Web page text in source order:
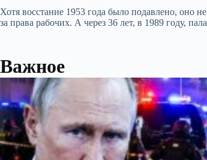
Хотя восстание 1953 года было подавлено, оно
за права рабочих. А через 36 лет, в 1989 году,
Важное